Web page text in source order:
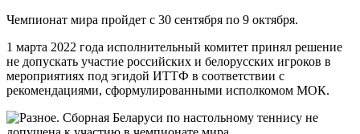
Чемпионат мира пройдет с 30 сентября по 9 октября.
1 марта 2022 года исполнительный комитет принял решение
не допускать участие российских и белорусских игроков в
мероприятиях под эгидой ИТТФ в соответствии с
рекомендациями, сформулированными исполкомом МОК.